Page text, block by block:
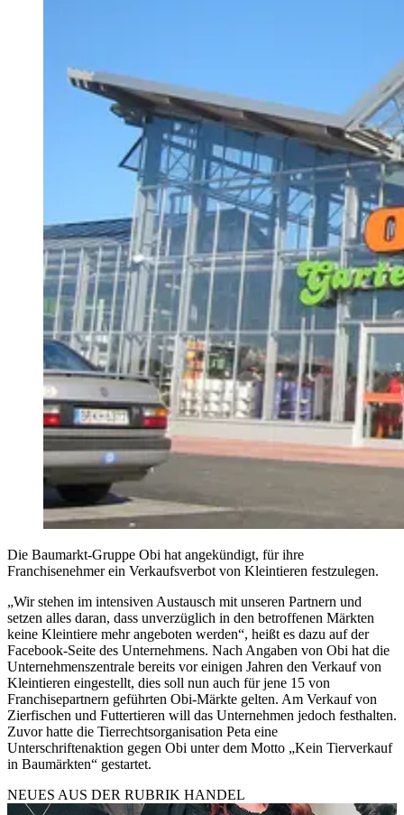
Die Baumarkt-Gruppe Obi hat angekündigt, für ihre
Franchisenehmer ein Verkaufsverbot von Kleintieren festzulegen.
„Wir stehen im intensiven Austausch mit unseren Partnern und
setzen alles daran, dass unverzüglich in den betroffenen Märkten
keine Kleintiere mehr angeboten werden“, heißt es dazu auf der
Facebook-Seite des Unternehmens. Nach Angaben von Obi hat die
Unternehmenszentrale bereits vor einigen Jahren den Verkauf von
Kleintieren eingestellt, dies soll nun auch für jene 15 von
Franchisepartnern geführten Obi-Märkte gelten. Am Verkauf von
Zierfischen und Futtertieren will das Unternehmen jedoch festhalten.
Zuvor hatte die Tierrechtsorganisation Peta eine
Unterschriftenaktion gegen Obi unter dem Motto „Kein Tierverkauf
in Baumärkten“ gestartet.
NEUES AUS DER RUBRIK HANDEL